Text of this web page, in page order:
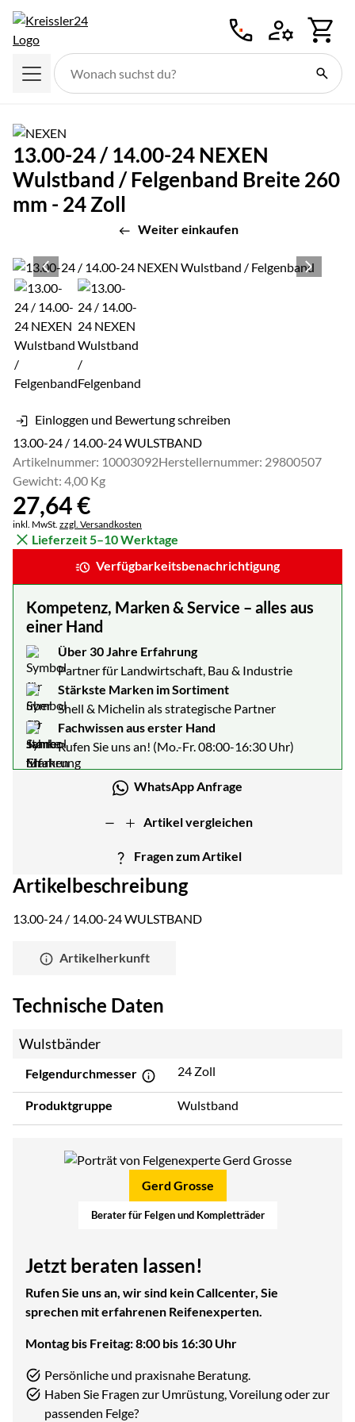
13.00-24 / 14.00-24 NEXEN
Wulstband / Felgenband Breite 260
mm - 24 Zoll
Weiter einkaufen
Produktgalerie
Zur Kaufbox springen
Einloggen und Bewertung schreiben
13.00-24 / 14.00-24 WULSTBAND
Artikelnummer: 10003092Herstellernummer: 29800507
Gewicht: 4,00 Kg
27,64€
Steuerhinweis:
inkl. MwSt. zzgl. Versandkosten
Lieferzeit 5–10 Werktage
Verfügbarkeitsbenachrichtigung
Kompetenz, Marken & Service – alles aus
einer Hand
Über 30 Jahre Erfahrung
Partner für Landwirtschaft, Bau & Industrie
Stärkste Marken im Sortiment
Shell & Michelin als strategische Partner
Fachwissen aus erster Hand
Rufen Sie uns an! (Mo.-Fr. 08:00-16:30 Uhr)
WhatsApp Anfrage
Artikel vergleichen
Fragen zum Artikel
Artikelbeschreibung
13.00-24 / 14.00-24 WULSTBAND
Artikelherkunft
Technische Daten
Wulstbänder
Felgendurchmesser 24 Zoll
Produktgruppe Wulstband
Gerd Grosse
Berater für Felgen und Kompletträder
Jetzt beraten lassen!
Rufen Sie uns an, wir sind kein Callcenter, Sie
sprechen mit erfahrenen Reifenexperten.
Montag bis Freitag: 8:00 bis 16:30 Uhr
Persönliche und praxisnahe Beratung.
Haben Sie Fragen zur Umrüstung, Voreilung oder zur
passenden Felge?